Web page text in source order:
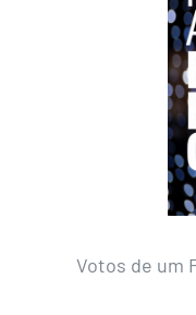
Votos de um